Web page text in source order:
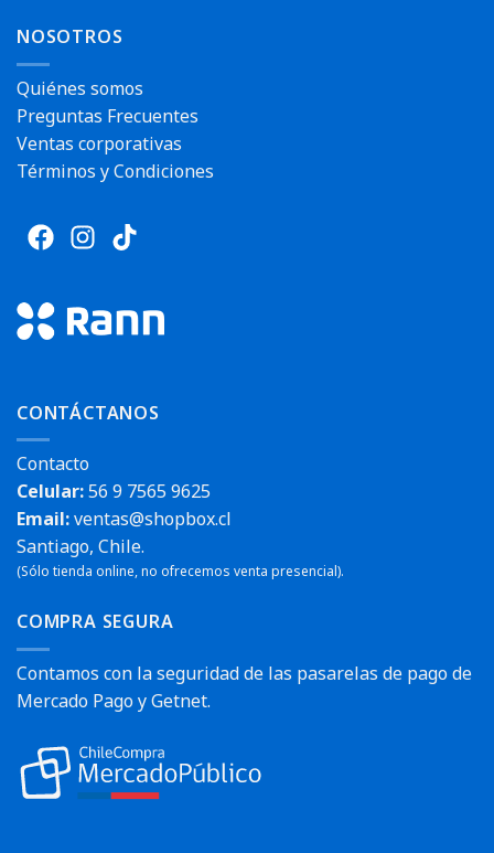
NOSOTROS
Quiénes somos
Preguntas Frecuentes
Ventas corporativas
Términos y Condiciones
CONTÁCTANOS
Contacto
Celular:56 9 7565 9625
Email:ventas@shopbox.cl
Santiago, Chile.
(Sólo tienda online, no ofrecemos venta presencial).
COMPRA SEGURA
Contamos con la seguridad de las pasarelas de pago de
Mercado Pago y Getnet.